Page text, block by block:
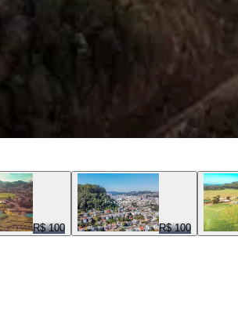
R$ 100 R$ 100